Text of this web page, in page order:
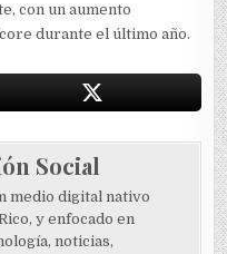
con un aumento
durante el último año.
Social
medio digital nativo
y enfocado en
noticias,